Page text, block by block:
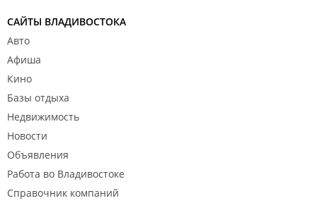
САЙТЫ ВЛАДИВОСТОКА
Авто
Афиша
Кино
Базы отдыха
Недвижимость
Новости
Объявления
Работа во Владивостоке
Справочник компаний